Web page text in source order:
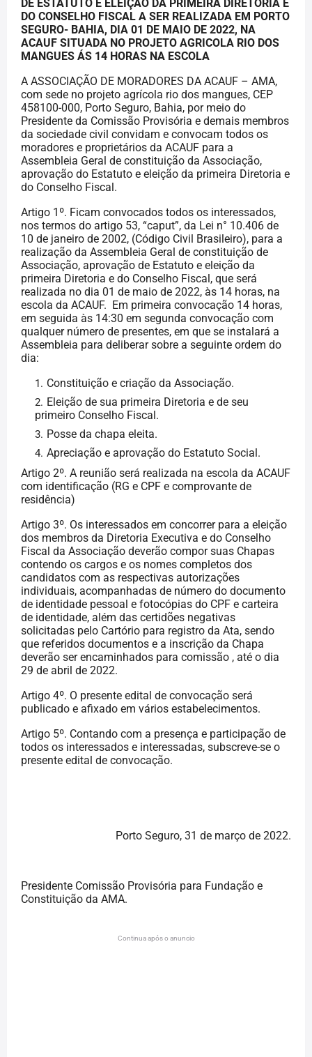
DE ESTATUTO E ELEIÇÃO DA PRIMEIRA DIRETORIA E
DO CONSELHO FISCAL A SER REALIZADA EM PORTO
SEGURO- BAHIA, DIA 01 DE MAIO DE 2022, NA
ACAUF SITUADA NO PROJETO AGRICOLA RIO DOS
MANGUES ÁS 14 HORAS NA ESCOLA
A ASSOCIAÇÃO DE MORADORES DA ACAUF – AMA,
com sede no projeto agrícola rio dos mangues, CEP
458100-000, Porto Seguro, Bahia, por meio do
Presidente da Comissão Provisória e demais membros
da sociedade civil convidam e convocam todos os
moradores e proprietários da ACAUF para a
Assembleia Geral de constituição da Associação,
aprovação do Estatuto e eleição da primeira Diretoria e
do Conselho Fiscal.
Artigo 1º. Ficam convocados todos os interessados,
nos termos do artigo 53, “caput”, da Lei n° 10.406 de
10 de janeiro de 2002, (Código Civil Brasileiro), para a
realização da Assembleia Geral de constituição de
Associação, aprovação de Estatuto e eleição da
primeira Diretoria e do Conselho Fiscal, que será
realizada no dia 01 de maio de 2022, às 14 horas, na
escola da ACAUF. Em primeira convocação 14 horas,
em seguida às 14:30 em segunda convocação com
qualquer número de presentes, em que se instalará a
Assembleia para deliberar sobre a seguinte ordem do
dia:
Constituição e criação da Associação.
Eleição de sua primeira Diretoria e de seu
primeiro Conselho Fiscal.
Posse da chapa eleita.
Apreciação e aprovação do Estatuto Social.
Artigo 2º. A reunião será realizada na escola da ACAUF
com identificação (RG e CPF e comprovante de
residência)
Artigo 3º. Os interessados em concorrer para a eleição
dos membros da Diretoria Executiva e do Conselho
Fiscal da Associação deverão compor suas Chapas
contendo os cargos e os nomes completos dos
candidatos com as respectivas autorizações
individuais, acompanhadas de número do documento
de identidade pessoal e fotocópias do CPF e carteira
de identidade, além das certidões negativas
solicitadas pelo Cartório para registro da Ata, sendo
que referidos documentos e a inscrição da Chapa
deverão ser encaminhados para comissão , até o dia
29 de abril de 2022.
Artigo 4º. O presente edital de convocação será
publicado e afixado em vários estabelecimentos.
Artigo 5º. Contando com a presença e participação de
todos os interessados e interessadas, subscreve-se o
presente edital de convocação.
Porto Seguro, 31 de março de 2022.
Presidente Comissão Provisória para Fundação e
Constituição da AMA.
Continua após o anuncio